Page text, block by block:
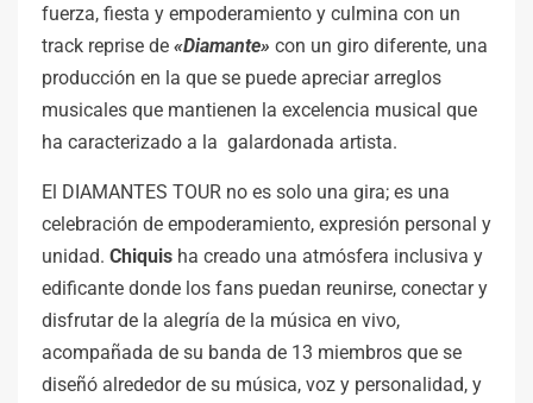
fuerza, fiesta y empoderamiento y culmina con un
track reprise de «Diamante» con un giro diferente, una
producción en la que se puede apreciar arreglos
musicales que mantienen la excelencia musical que
ha caracterizado a la galardonada artista.
El DIAMANTES TOUR no es solo una gira; es una
celebración de empoderamiento, expresión personal y
unidad. Chiquis ha creado una atmósfera inclusiva y
edificante donde los fans puedan reunirse, conectar y
disfrutar de la alegría de la música en vivo,
acompañada de su banda de 13 miembros que se
diseñó alrededor de su música, voz y personalidad, y